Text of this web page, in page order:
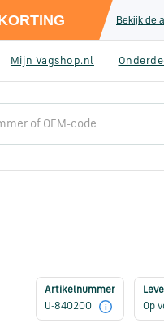
Bekijk de
Mijn Vagshop.nl
Artikelnummer
U-840200
i
Op